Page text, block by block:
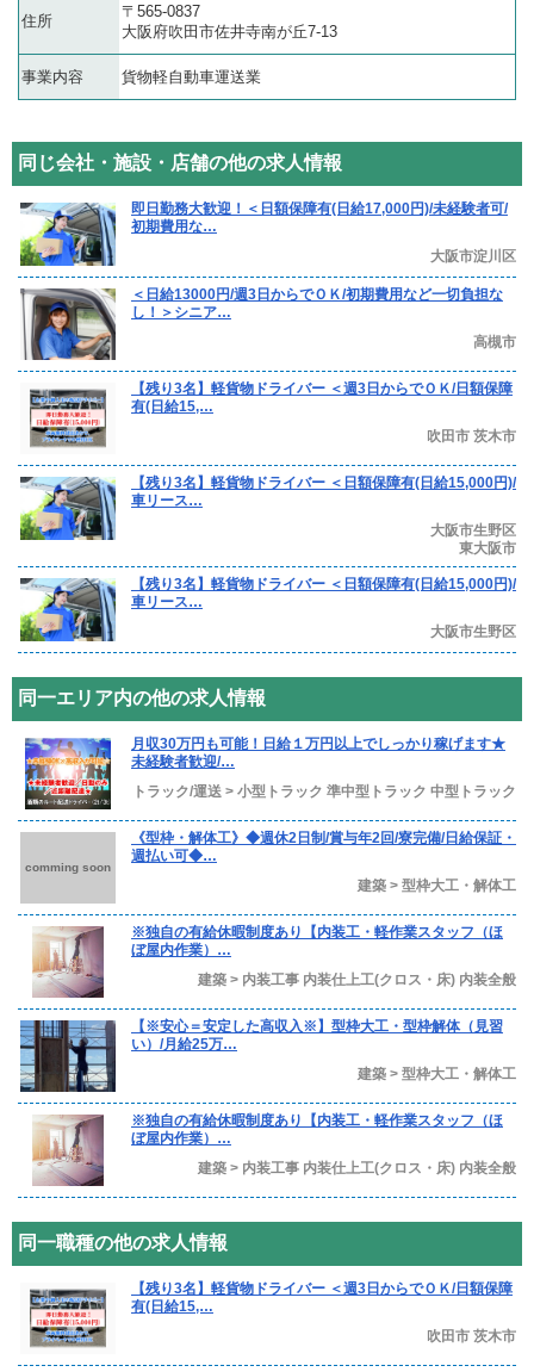
住所
〒565-0837
大阪府吹田市佐井寺南が丘7-13
事業内容 貨物軽自動車運送業
同じ会社・施設・店舗の他の求人情報
即日勤務大歓迎！＜日額保障有(日給17,000円)/未経験者可/
初期費用な…
大阪市淀川区
＜日給13000円/週3日からでＯＫ/初期費用など一切負担な
し！＞シニア…
高槻市
【残り3名】軽貨物ドライバー ＜週3日からでＯＫ/日額保障
有(日給15,…
吹田市 茨木市
【残り3名】軽貨物ドライバー ＜日額保障有(日給15,000円)/
車リース…
大阪市生野区
東大阪市
【残り3名】軽貨物ドライバー ＜日額保障有(日給15,000円)/
車リース…
大阪市生野区
同一エリア内の他の求人情報
月収30万円も可能！日給１万円以上でしっかり稼げます★
未経験者歓迎/…
トラック/運送 > 小型トラック 準中型トラック 中型トラック
comming soon
《型枠・解体工》◆週休2日制/賞与年2回/寮完備/日給保証・
週払い可◆…
建築 > 型枠大工・解体工
※独自の有給休暇制度あり【内装工・軽作業スタッフ（ほ
ぼ屋内作業）…
建築 > 内装工事 内装仕上工(クロス・床) 内装全般
【※安心＝安定した高収入※】型枠大工・型枠解体（見習
い）/月給25万…
建築 > 型枠大工・解体工
※独自の有給休暇制度あり【内装工・軽作業スタッフ（ほ
ぼ屋内作業）…
建築 > 内装工事 内装仕上工(クロス・床) 内装全般
同一職種の他の求人情報
【残り3名】軽貨物ドライバー ＜週3日からでＯＫ/日額保障
有(日給15,…
吹田市 茨木市